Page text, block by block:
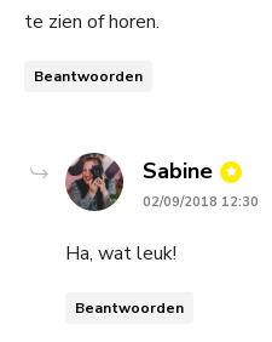
te zien of horen.
Beantwoorden
Sabine says:
02/09/2018 12:30
Ha, wat leuk!
Beantwoorden